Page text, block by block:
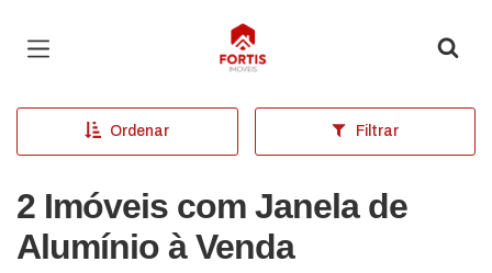
Página inicial
Ordenar Filtrar
2 Imóveis com Janela de
Alumínio à Venda